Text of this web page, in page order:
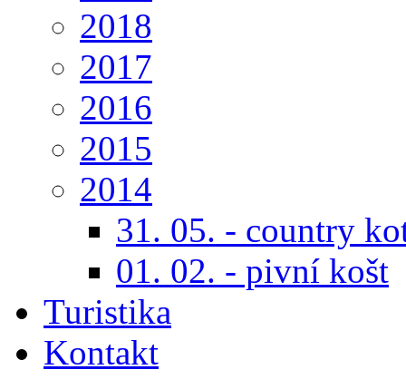
2018
2017
2016
2015
2014
31. 05. - country
01. 02. - pivní košt
Turistika
Kontakt